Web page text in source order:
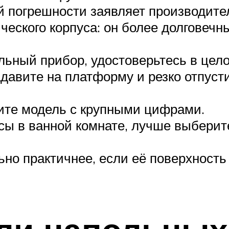
погрешности заявляет
корпуса: он более
прибор, удостоверьтесь в
на платформу и резко
модель с крупными цифрами.
в ванной комнате, лучше
практичнее, если её